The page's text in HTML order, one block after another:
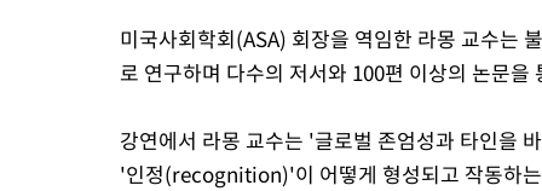
미국사회학회(ASA) 회장을 역임한 라몽 교수는
로 연구하며 다수의 저서와 100편 이상의 논문
강연에서 라몽 교수는 '글로벌 존엄성과 타인을
'인정(recognition)'이 어떻게 형성되고 작동하